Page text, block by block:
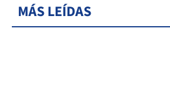
MÁS LEÍDAS